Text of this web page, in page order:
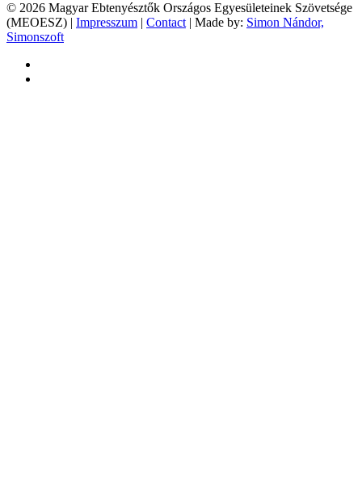
© 2026 Magyar Ebtenyésztők Országos Egyesületeinek Szövetsége
(MEOESZ) | Impresszum | Contact | Made by: Simon Nándor,
Simonszoft